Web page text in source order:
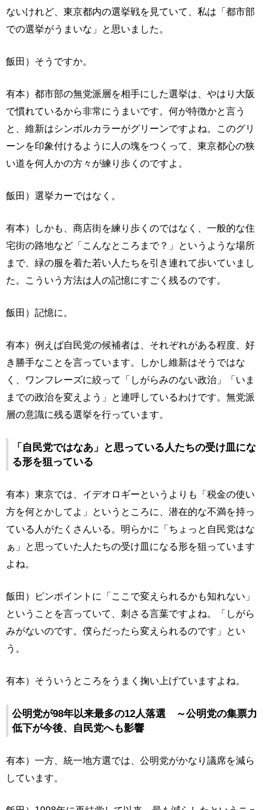
ないけれど、東京都内の選挙戦を見ていて、私は「都市部
での選挙がうまいな」と思いました。
飯田）そうですか。
有本）都市部の無党派層を相手にした選挙は、やはり大阪
で慣れているから非常にうまいです。何が特徴かと言う
と、維新はシンボルカラーがグリーンですよね。このグリ
ーンを印象付けるように人の塊をつくって、東京都心の狭
い道を何人かの方々が練り歩くのですよ。
飯田）選挙カーではなく。
有本）しかも、商店街を練り歩くのではなく、一般的な住
宅街の路地など「こんなところまで？」というような場所
まで、緑の服を着た若い人たちを引き連れて歩いていまし
た。こういう方法は人の記憶にすごく残るのです。
飯田）記憶に。
有本）例えば自民党の候補者は、それぞれがある程度、好
き勝手なことを言っています。しかし維新はそうではな
く、ワンフレーズに絞って「しがらみのない政治」「いま
までの政治を変えよう」と連呼しているわけです。無党派
層の意識に残る選挙を行っています。
「自民党ではなあ」と思っている人たちの受け皿にな
る形を狙っている
有本）東京では、イデオロギーというよりも「税金の使い
方を何とかしてよ」というところに、潜在的な不満を持っ
ている人がたくさんいる。明らかに「ちょっと自民党はな
ぁ」と思っていた人たちの受け皿になる形を狙っています
よね。
飯田）ピンポイントに「ここで変えられるかも知れない」
ということを言っていて、刺さる言葉ですよね。「しがら
みがないのです。僕らだったら変えられるのです」とい
う。
有本）そういうところをうまく掬い上げていますよね。
公明党が98年以来最多の12人落選 ～公明党の集票力
低下が今後、自民党へも影響
有本）一方、統一地方選では、公明党がかなり議席を減ら
しています。